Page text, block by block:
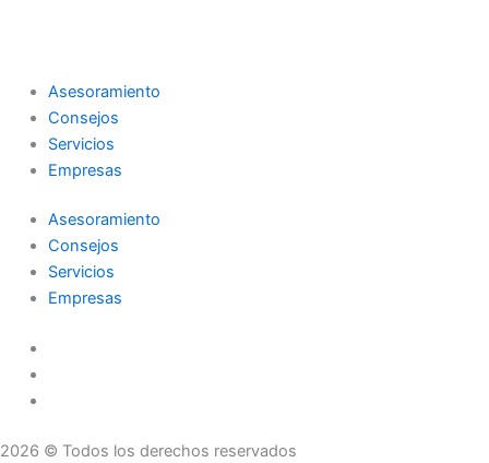
Asesoramiento
Consejos
Servicios
Empresas
Asesoramiento
Consejos
Servicios
Empresas
2026 © Todos los derechos reservados